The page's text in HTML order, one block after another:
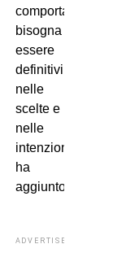
comportamenti:
bisogna
essere
definitivi
nelle
scelte e
nelle
intenzioni”,
ha
aggiunto.
ADVERTISEMENT